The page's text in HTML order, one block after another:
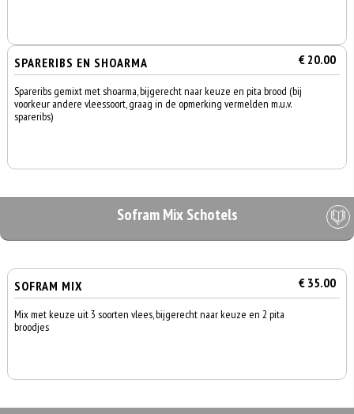
SPARERIBS EN SHOARMA € 20.00
Spareribs gemixt met shoarma, bijgerecht naar keuze en pita brood (bij
voorkeur andere vleessoort, graag in de opmerking vermelden m.u.v.
spareribs)
Sofram Mix Schotels
SOFRAM MIX € 35.00
Mix met keuze uit 3 soorten vlees, bijgerecht naar keuze en 2 pita
broodjes